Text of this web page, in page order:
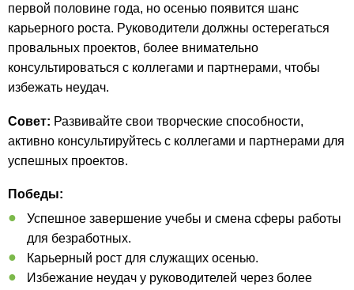
первой половине года, но осенью появится шанс
карьерного роста. Руководители должны остерегаться
провальных проектов, более внимательно
консультироваться с коллегами и партнерами, чтобы
избежать неудач.
Совет: Развивайте свои творческие способности,
активно консультируйтесь с коллегами и партнерами для
успешных проектов.
Победы:
Успешное завершение учебы и смена сферы работы
для безработных.
Карьерный рост для служащих осенью.
Избежание неудач у руководителей через более